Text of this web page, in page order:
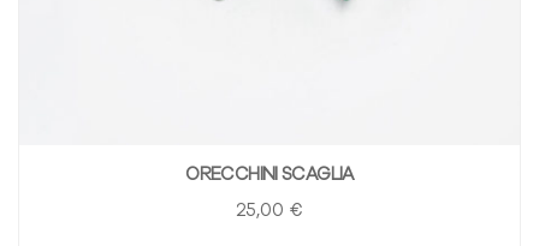
ORECCHINI SCAGLIA
25,00 €